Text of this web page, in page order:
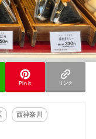
Pin it リンク
西神奈川